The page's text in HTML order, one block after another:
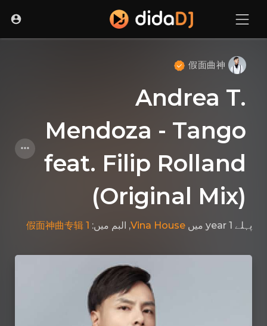
假面曲神
Andrea T.
Mendoza - Tango
feat. Filip Rolland
(Original Mix)
پہلے 1 year میں Vina House, البم میں: 假面神曲专辑 1